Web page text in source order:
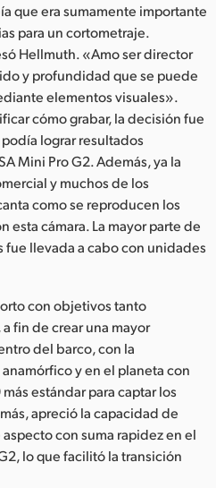
que era sumamente importante
para un cortometraje.
Hellmuth. «Amo ser director
y profundidad que se puede
elementos visuales».
cómo grabar, la decisión fue
lograr resultados
Mini Pro G2. Además, ya la
y muchos de los
como se reproducen los
esta cámara. La mayor parte de
fue llevada a cabo con unidades
con objetivos tanto
fin de crear una mayor
del barco, con la
y en el planeta con
estándar para captar los
apreció la capacidad de
con suma rapidez en el
lo que facilitó la transición